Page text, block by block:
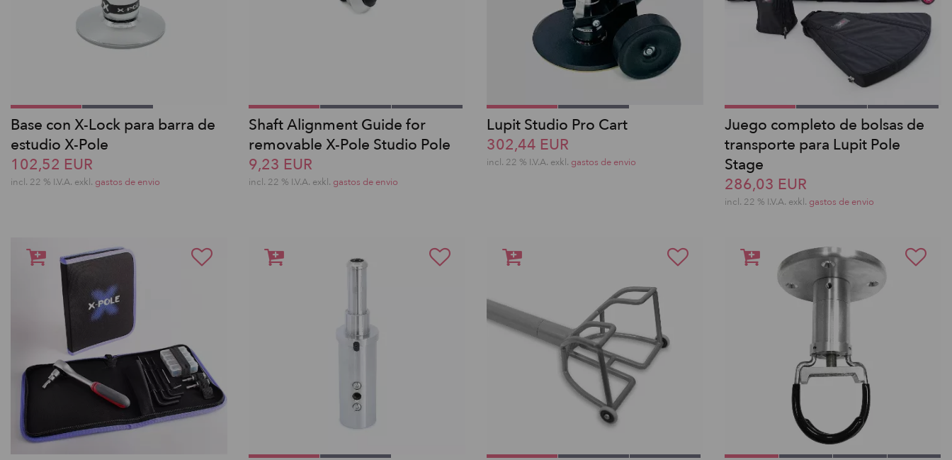
Base con X-Lock para barra de
estudio X-Pole
102,52 EUR
incl. 22 % I.V.A. exkl. gastos de envio
Shaft Alignment Guide for
removable X-Pole Studio Pole
9,23 EUR
incl. 22 % I.V.A. exkl. gastos de envio
Lupit Studio Pro Cart
302,44 EUR
incl. 22 % I.V.A. exkl. gastos de envio
Juego completo de bolsas de
transporte para Lupit Pole
Stage
286,03 EUR
incl. 22 % I.V.A. exkl. gastos de envio